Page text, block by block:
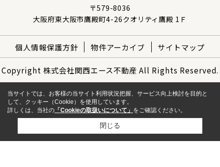
〒579-8036
大阪府東大阪市鷹殿町4-26クオリティ鷹殿 1Ｆ
個人情報保護方針 物件アーカイブ サイトマップ
Copyright 株式会社関西エース不動産 All Rights Reserved.
当サイトでは、お客様の当サイト利用状況把握、サービス向上検討を目的と
して、クッキー（Cookie）を使用しています。
詳しくは、当社の 「Cookieの取扱いについて」 をご確認ください。
閉じる